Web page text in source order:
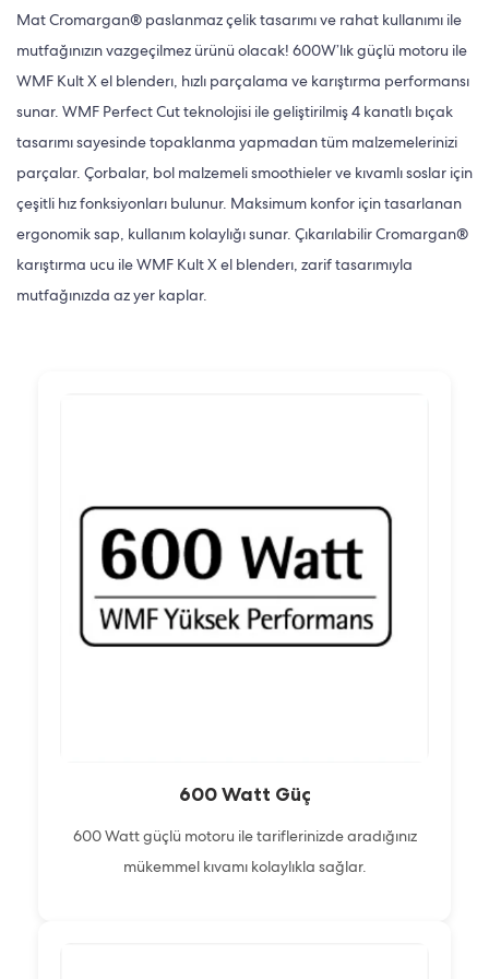
Mat Cromargan® paslanmaz çelik tasarımı ve rahat kullanımı ile
mutfağınızın vazgeçilmez ürünü olacak! 600W’lık güçlü motoru ile
WMF Kult X el blenderı, hızlı parçalama ve karıştırma performansı
sunar. WMF Perfect Cut teknolojisi ile geliştirilmiş 4 kanatlı bıçak
tasarımı sayesinde topaklanma yapmadan tüm malzemelerinizi
parçalar. Çorbalar, bol malzemeli smoothieler ve kıvamlı soslar için
çeşitli hız fonksiyonları bulunur. Maksimum konfor için tasarlanan
ergonomik sap, kullanım kolaylığı sunar. Çıkarılabilir Cromargan®
karıştırma ucu ile WMF Kult X el blenderı, zarif tasarımıyla
mutfağınızda az yer kaplar.
600 Watt Güç
600 Watt güçlü motoru ile tariflerinizde aradığınız
mükemmel kıvamı kolaylıkla sağlar.